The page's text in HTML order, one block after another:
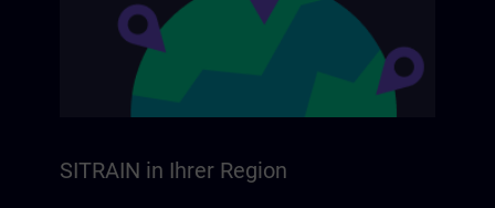
SITRAIN in Ihrer Region